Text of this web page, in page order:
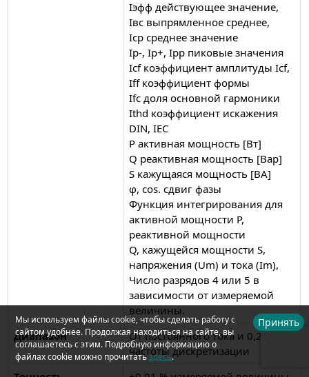
Iэфф действующее значение,
Iвс выпрямленное среднее,
Iср среднее значение
Ip-, Ip+, Ipp пиковые значения
Icf коэффициент амплитуды Icf,
Iff коэффициент формы
Ifc доля основной гармоники
Ithd коэффициент искажения
DIN, IEC
P активная мощность [Вт]
Q реактивная мощность [Вар]
S кажущаяся мощность [ВА]
φ, cos. сдвиг фазы
Функция интегрирования для
активной мощности P,
реактивной мощности
Q, кажущейся мощности S,
напряжения (Um) и тока (Im),
Число разрядов 4 или 5 в
зависимости от измеряемой
величины.
Диапазон
От постоянного тока и 0,2 Гц до
частоты дискретизации
Мы используем файлы cookie, чтобы сделать работу с
сайтом удобнее. Продолжая находиться на сайте, вы
соглашаетесь с этим. Подробную информацию о
файлах cookie можно прочитатьздесь.
Принять